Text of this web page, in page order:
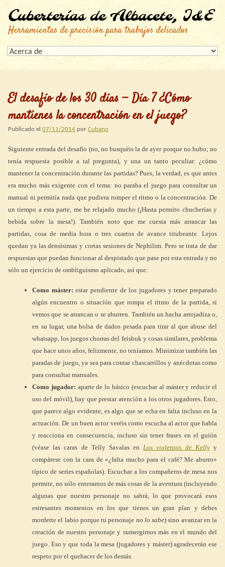
Cuberterías de Albacete, I&E
Herramientas de precisión para trabajos delicados
El desafío de los 30 días — Día 7 ¿Cómo
mantienes la concentración en el juego?
Publicado el 07/11/2014 por Cubano
Siguiente entrada del desafío (no, no busquéis la de ayer porque no hubo; no
tenía respuesta posible a tal pregunta), y una un tanto peculiar: ¿cómo
mantener la concentración durante las partidas? Pues, la verdad, es que antes
era mucho más exigente con el tema: no paraba el juego para consultar un
manual ni permitía nada que pudiera romper el ritmo o la concentración. De
un tiempo a esta parte, me he relajado mucho (¡Hasta permito chucherías y
bebida sobre la mesa!). También noto que me cuesta más arrancar las
partidas, cosa de media hora o tres cuartos de avance titubeante. Lejos
quedan ya las densísimas y cortas sesiones de Nephilim. Pero se trata de dar
respuestas que puedan funcionar al despistado que pase por esta entrada y no
sólo un ejercicio de ombliguismo aplicado, así que:
Como máster: estar pendiente de los jugadores y tener preparado
algún encuentro o situación que rompa el ritmo de la partida, si
vemos que se atrancan o se aburren. También un hacha arrojadiza o,
en su lugar, una bolsa de dados pesada para tirar al que abuse del
whatsapp, los juegos chorras del feisbuk y cosas similares, problema
que hace unos años, felizmente, no teníamos. Minimizar también las
paradas de juego, ya sea para contar chascarrillos y anécdotas como
para consultar manuales.
Como jugador: aparte de lo básico (escuchar al máster y reducir el
uso del móvil), hay que prestar atención a los otros jugadores. Esto,
que parece algo evidente, es algo que se echa en falta incluso en la
actuación. De un buen actor veréis como escucha al actor que habla
y reacciona en consecuencia, incluso sin tener frases en el guión
(véase las caras de Telly Savalas enLos violentos de Kellyy
compárese con la cara de «¿falta mucho para el café? Me aburro»
típico de series españolas). Escuchar a los compañeros de mesa nos
permite, no sólo enterarnos de más cosas de la aventura (incluyendo
algunas que nuestro personaje no sabrá, lo que provocará esos
estresantes momentos en los que tienes un gran plan y debes
morderte el labio porque tu personaje no lo sabe) sino avanzar en la
creación de nuestro personaje y sumergirnos más en el mundo del
juego. Eso y que toda la mesa (jugadores y máster) agradecerán ese
respeto por el quehacer de los demás.